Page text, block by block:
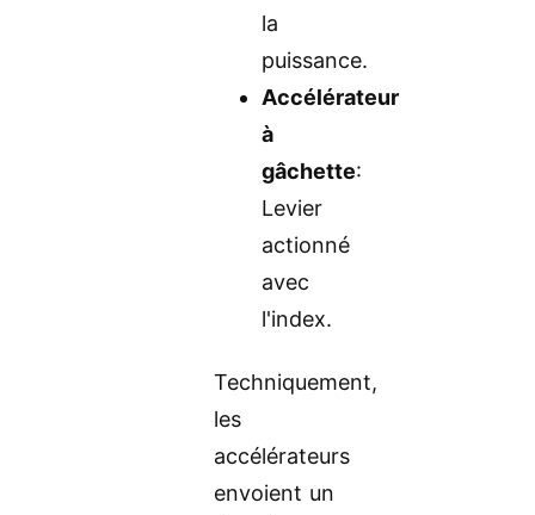
la
puissance.
Accélérateur
à
gâchette:
Levier
actionné
avec
l'index.
Techniquement,
les
accélérateurs
envoient un